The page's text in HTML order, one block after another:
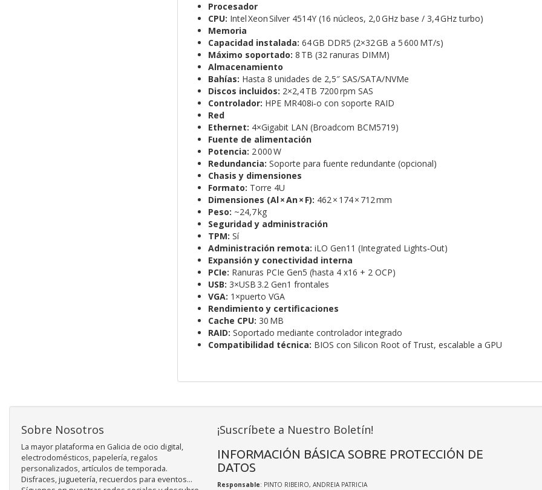
Procesador
CPU: Intel Xeon Silver 4514Y (16 núcleos, 2,0 GHz base / 3,4 GHz turbo)
Memoria
Capacidad instalada: 64 GB DDR5 (2×32 GB a 5 600 MT/s)
Máximo soportado: 8 TB (32 ranuras DIMM)
Almacenamiento
Bahías: Hasta 8 unidades de 2,5″ SAS/SATA/NVMe
Discos incluidos: 2×2,4 TB 7200 rpm SAS
Controlador: HPE MR408i‑o con soporte RAID
Red
Ethernet: 4×Gigabit LAN (Broadcom BCM5719)
Fuente de alimentación
Potencia: 2 000 W
Redundancia: Soporte para fuente redundante (opcional)
Chasis y dimensiones
Formato: Torre 4U
Dimensiones (Al × An × F): 462 × 174 × 712 mm
Peso: ~24,7 kg
Seguridad y administración
TPM: Sí
Administración remota: iLO Gen11 (Integrated Lights‑Out)
Expansión y conectividad interna
PCIe: Ranuras PCIe Gen5 (hasta 4 x16 + 2 OCP)
USB: 3×USB 3.2 Gen1 frontales
VGA: 1×puerto VGA
Rendimiento y certificaciones
Cache CPU: 30 MB
RAID: Soportado mediante controlador integrado
Compatibilidad técnica: BIOS con Silicon Root of Trust, escalable a GPU
Sobre Nosotros
La mayor plataforma en Galicia de ocio digital,
electrodomésticos, papelería, regalos
personalizados, artículos de temporada.
Disfraces, juguetería, recuerdos para eventos...
¡Suscríbete a Nuestro Boletín!
INFORMACIÓN BÁSICA SOBRE PROTECCIÓN DE
DATOS
Responsable: PINTO RIBEIRO, ANDREIA PATRICIA